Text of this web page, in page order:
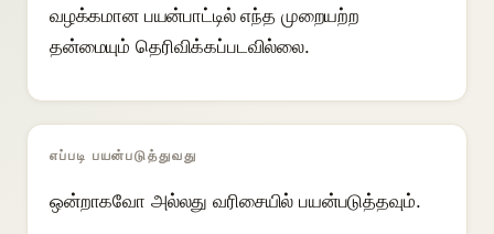
வழக்கமான பயன்பாட்டில் எந்த முறையற்ற
தன்மையும் தெரிவிக்கப்படவில்லை.
எப்படி பயன்படுத்துவது
ஒன்றாகவோ அல்லது வரிசையில் பயன்படுத்தவும்.